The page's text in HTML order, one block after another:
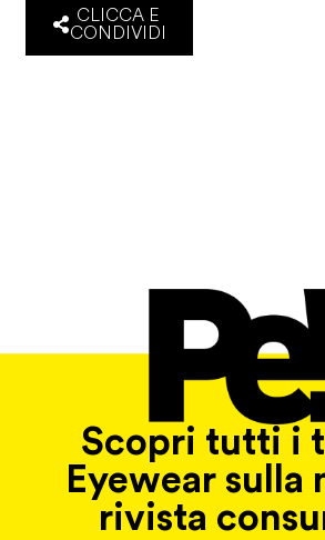
CLICCA E
CONDIVIDI
Scopri tutti i
Eyewear sulla
rivista